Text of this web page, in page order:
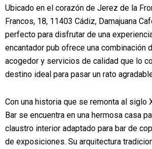
Ubicado en el corazón de Jerez de la
Francos, 18, 11403 Cádiz, Damajuana
perfecto para disfrutar de una
encantador pub ofrece una combinación
acogedor y servicios de calidad que lo
destino ideal para pasar un rato
Con una historia que se remonta al siglo
Bar se encuentra en una hermosa casa
claustro interior adaptado para bar de
de exposiciones. Su arquitectura